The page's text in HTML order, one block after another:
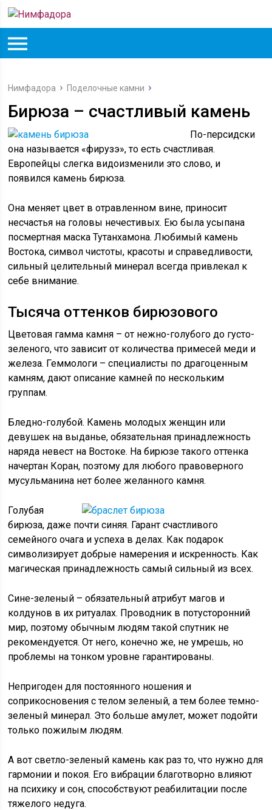
Нимфадора Поделочные камни
Бирюза – счастливый камень
По-персидски
она называется «фирузэ», то есть счастливая.
Европейцы слегка видоизменили это слово, и
появился камень бирюза.
Она меняет цвет в отравленном вине, приносит
несчастья на головы нечестивых. Ею была усыпана
посмертная маска Тутанхамона. Любимый камень
Востока, символ чистоты, красоты и справедливости,
сильный целительный минерал всегда привлекал к
себе внимание.
Тысяча оттенков бирюзового
Цветовая гамма камня – от нежно-голубого до густо-
зеленого, что зависит от количества примесей меди и
железа. Геммологи – специалисты по драгоценным
камням, дают описание камней по нескольким
группам.
Бледно-голубой. Камень молодых женщин или
девушек на выданье, обязательная принадлежность
наряда невест на Востоке. На бирюзе такого оттенка
начертан Коран, поэтому для любого правоверного
мусульманина нет более желанного камня.
Голубая
бирюза, даже почти синяя. Гарант счастливого
семейного очага и успеха в делах. Как подарок
символизирует добрые намерения и искренность. Как
магическая принадлежность самый сильный из всех.
Сине-зеленый – обязательный атрибут магов и
колдунов в их ритуалах. Проводник в потусторонний
мир, поэтому обычным людям такой спутник не
рекомендуется. От него, конечно же, не умрешь, но
проблемы на тонком уровне гарантированы.
Непригоден для постоянного ношения и
соприкосновения с телом зеленый, а тем более темно-
зеленый минерал. Это больше амулет, может подойти
только пожилым людям.
А вот светло-зеленый камень как раз то, что нужно для
гармонии и покоя. Его вибрации благотворно влияют
на психику и сон, способствуют реабилитации после
тяжелого недуга.